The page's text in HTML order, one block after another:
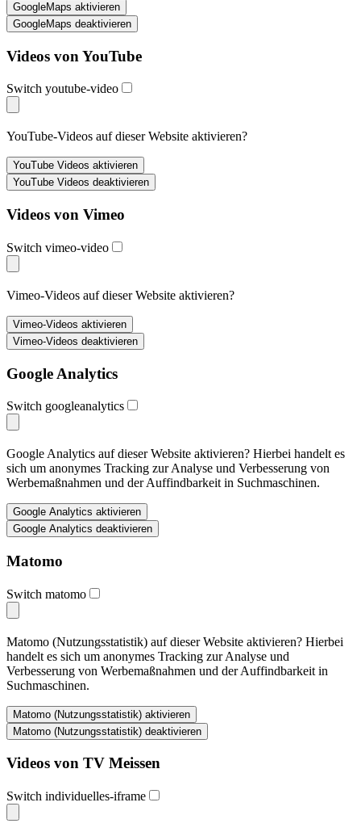
Videos von YouTube
Switch youtube-video
YouTube-Videos auf dieser Website aktivieren?
Videos von Vimeo
Switch vimeo-video
Vimeo-Videos auf dieser Website aktivieren?
Google Analytics
Switch googleanalytics
Google Analytics auf dieser Website aktivieren? Hierbei handelt es
sich um anonymes Tracking zur Analyse und Verbesserung von
Werbemaßnahmen und der Auffindbarkeit in Suchmaschinen.
Matomo
Switch matomo
Matomo (Nutzungsstatistik) auf dieser Website aktivieren? Hierbei
handelt es sich um anonymes Tracking zur Analyse und
Verbesserung von Werbemaßnahmen und der Auffindbarkeit in
Suchmaschinen.
Videos von TV Meissen
Switch individuelles-iframe